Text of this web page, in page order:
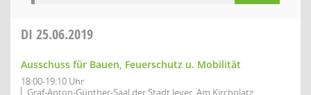
DI 25.06.2019
Ausschuss für Bauen, Feuerschutz u. Mobilität
18:00-19:10 Uhr
Graf-Anton-Günther-Saal der Stadt Jever, Am Kirchplatz